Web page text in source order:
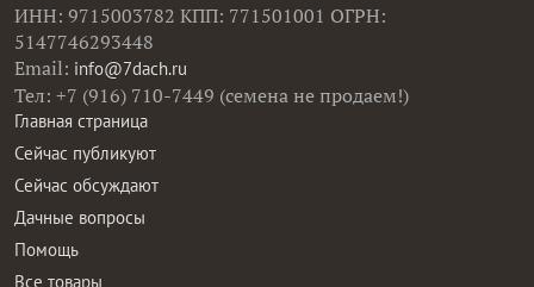
ИНН: 9715003782 КПП: 771501001 ОГРН:
5147746293448
Email: info@7dach.ru
Тел: +7 (916) 710-7449 (семена не продаем!)
Главная страница
Сейчас публикуют
Сейчас обсуждают
Дачные вопросы
Помощь
Все товары